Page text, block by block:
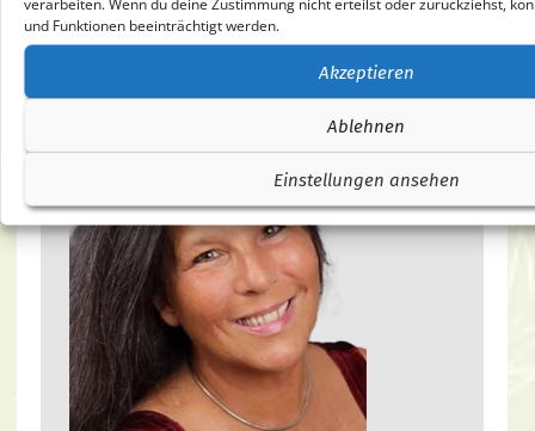
und Funktionen beeinträchtigt werden.
Akzeptieren
Ablehnen
Einstellungen ansehen